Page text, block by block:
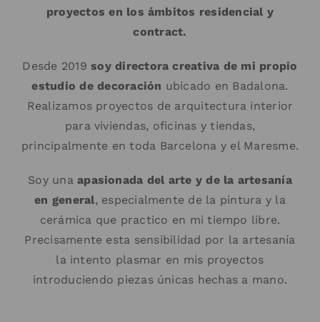
proyectos en los ámbitos residencial y
contract.
Desde 2019soy directora creativa de mi propio
estudio de decoración ubicado en Badalona.
Realizamos proyectos de arquitectura interior
para viviendas, oficinas y tiendas,
principalmente en toda Barcelona y el Maresme.
Soy unaapasionada del arte y de la artesanía
en general, especialmente de la pintura y la
cerámica que practico en mi tiempo libre.
Precisamente esta sensibilidad por la artesanía
la intento plasmar en mis proyectos
introduciendo piezas únicas hechas a mano.